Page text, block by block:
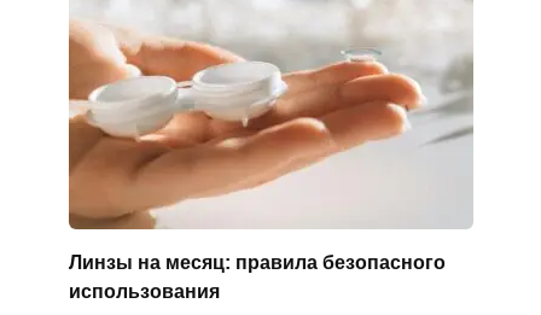
Линзы на месяц: правила безопасного
использования